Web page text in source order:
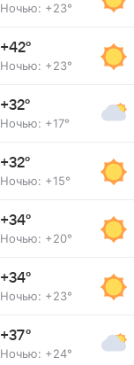
Ночью: +23°
+42°
Ночью: +23°
+32°
Ночью: +17°
+32°
Ночью: +15°
+34°
Ночью: +20°
+34°
Ночью: +23°
+37°
Ночью: +24°